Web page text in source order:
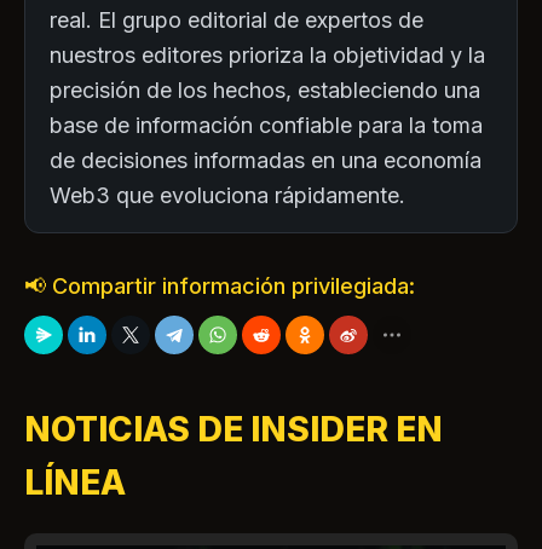
real. El grupo editorial de expertos de
nuestros editores prioriza la objetividad y la
precisión de los hechos, estableciendo una
base de información confiable para la toma
de decisiones informadas en una economía
Web3 que evoluciona rápidamente.
📢 Compartir información privilegiada:
NOTICIAS DE INSIDER EN
LÍNEA